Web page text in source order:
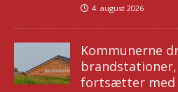
4. august 2026
Kommunerne
brandstationer,
fortsætter med